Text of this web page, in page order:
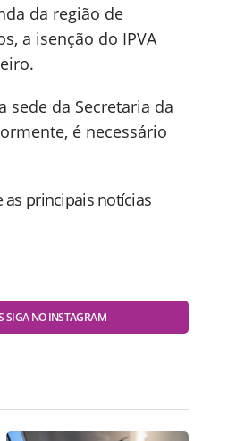
da região de
a isenção do IPVA
sede da Secretaria da
é necessário
as principais notícias
SIGA NO INSTAGRAM